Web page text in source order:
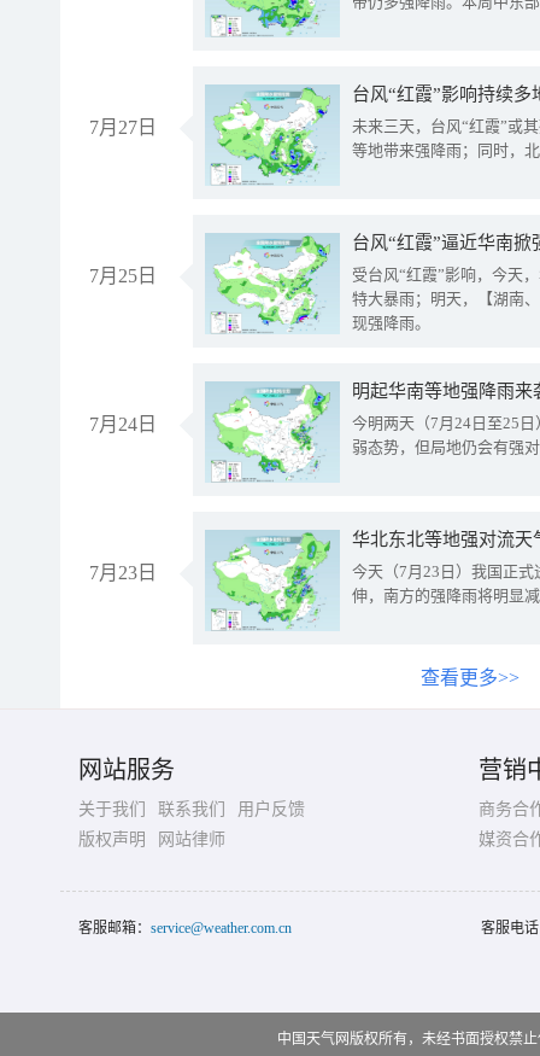
7月27日
台风“红霞”影响持续
未来三天，台风“红霞”或
等地带来强降雨；同时，
7月25日
台风“红霞”逼近华南
受台风“红霞”影响，今天
特大暴雨；明天，【湖南
现强降雨。
7月24日
明起华南等地强降雨
今明两天（7月24日至25
弱态势，但局地仍会有强
7月23日
华北东北等地强对流天
今天（7月23日）我国正
伸，南方的强降雨将明显
查看更多>>
网站服务
关于我们 联系我们
用户反馈
版权声明
网站律师
营销
商务合
媒资合
客服邮箱： service@weather.com.cn 客服电
中国天气网版权所有，未经书面授权